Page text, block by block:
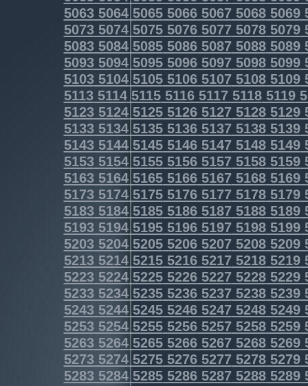
5063506450655066506750685069
5073507450755076507750785079
5083508450855086508750885089
5093509450955096509750985099
5103510451055106510751085109
5113511451155116511751185119
5123512451255126512751285129
5133513451355136513751385139
5143514451455146514751485149
5153515451555156515751585159
5163516451655166516751685169
5173517451755176517751785179
5183518451855186518751885189
5193519451955196519751985199
5203520452055206520752085209
5213521452155216521752185219
5223522452255226522752285229
5233523452355236523752385239
5243524452455246524752485249
5253525452555256525752585259
5263526452655266526752685269
5273527452755276527752785279
5283528452855286528752885289